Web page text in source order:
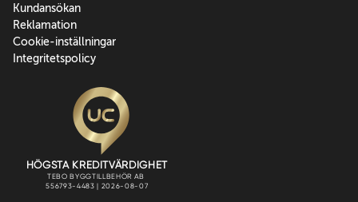
Kundansökan
Reklamation
Cookie-inställningar
Integritetspolicy